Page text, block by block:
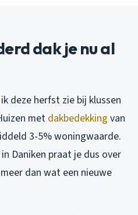
dak je nu al
deze herfst zie bij klussen
met dakbedekking van
3-5% woningwaarde.
Daniken praat je dus over
dan wat een nieuwe